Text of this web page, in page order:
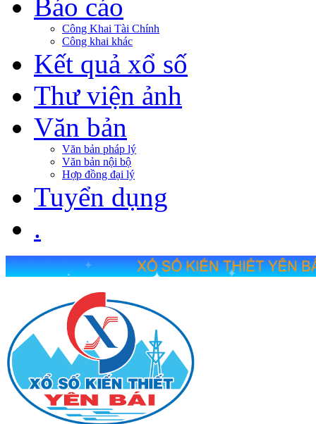
Báo cáo
Công Khai Tài Chính
Công khai khác
Kết quả xổ số
Thư viện ảnh
Văn bản
Văn bản pháp lý
Văn bản nội bộ
Hợp đồng đại lý
Tuyển dụng
.